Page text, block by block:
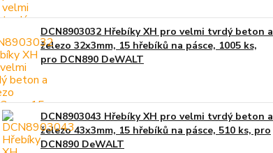
DCN8903032 Hřebíky XH pro velmi tvrdý beton a
železo 32x3mm, 15 hřebíků na pásce, 1005 ks,
pro DCN890 DeWALT
DCN8903043 Hřebíky XH pro velmi tvrdý beton a
železo 43x3mm, 15 hřebíků na pásce, 510 ks, pro
DCN890 DeWALT